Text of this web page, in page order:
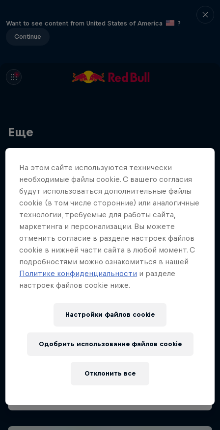
Want to see content from United States of America
?
Continue
Еще
На этом сайте иcпользуются технически
необходимые файлы cookie. С вашего согласия
будут использоваться дополнительные файлы
cookie (в том числе сторонние) или аналогичные
технологии, требуемые для работы сайта,
маркетинга и персонализации. Вы можете
отменить согласие в разделе настроек файлов
cookie в нижней части сайта в любой момент. С
подробностями можно ознакомиться в нашей
Политике конфиденциальности и разделе
настроек файлов cookie ниже.
Настройки файлов cookie
Отклонить все
Одобрить использование файлов cookie